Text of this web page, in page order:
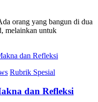
orang yang bangun di dua
melainkan untuk
Rubrik Spesial
dan Refleksi